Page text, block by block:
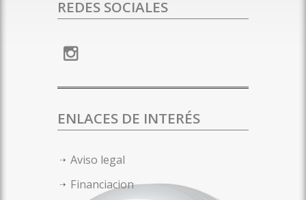
REDES SOCIALES
ENLACES DE INTERÉS
Aviso legal
Financiacion